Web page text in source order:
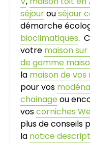
séjourouséjour
démarche
bioclimatiques.
votre maison
de gamme
la maison de vos
pour vos
chainageou
voscorniches
plus de conseils
la notice